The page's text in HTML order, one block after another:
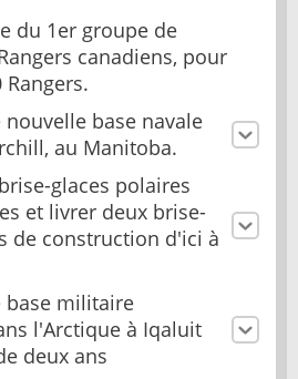
du 1er groupe de
canadiens, pour
base navale
au Manitoba.
glaces polaires
et livrer deux brise-
de construction d'ici à
base militaire
l'Arctique à Iqaluit
deux ans